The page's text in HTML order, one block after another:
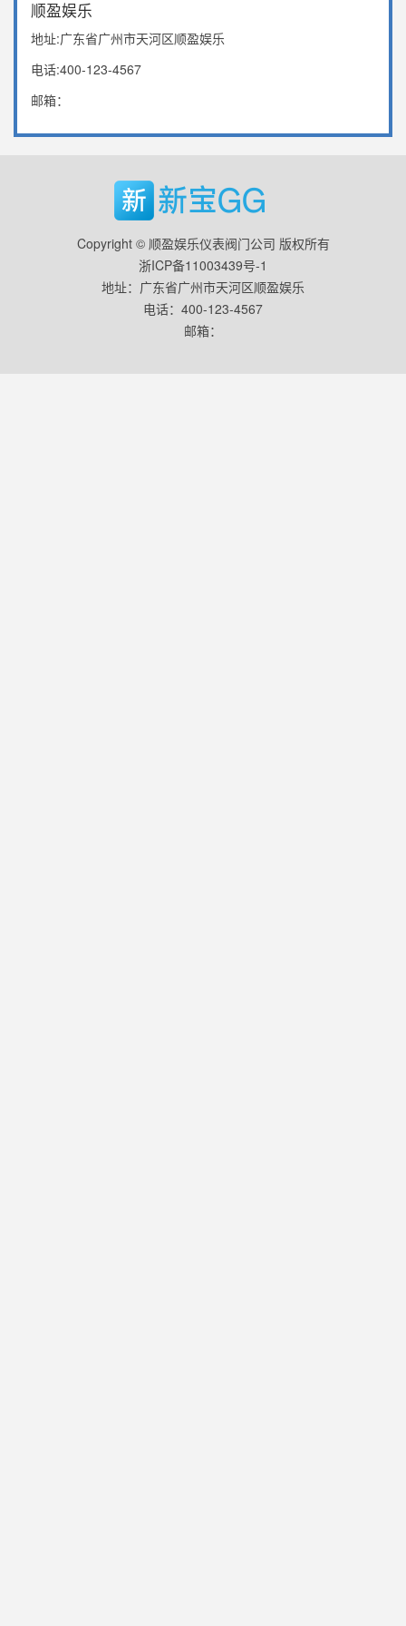
顺盈娱乐
地址:广东省广州市天河区顺盈娱乐
电话:400-123-4567
邮箱：
Copyright © 顺盈娱乐仪表阀门公司 版权所有
浙ICP备11003439号-1
地址：广东省广州市天河区顺盈娱乐
电话：400-123-4567
邮箱：